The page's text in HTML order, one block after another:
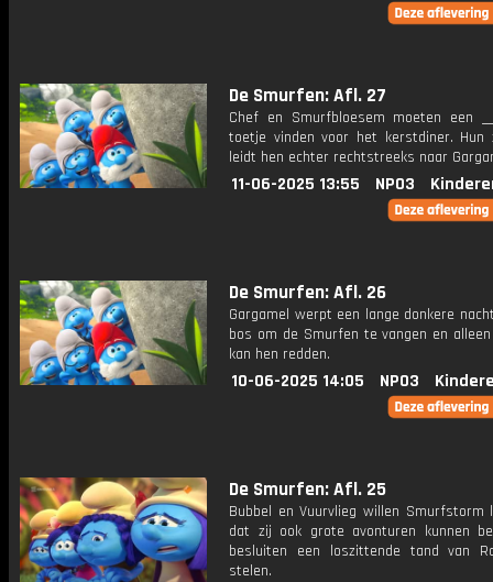
De Smurfen: Afl. 27
Chef en Smurfbloesem moeten een
toetje vinden voor het kerstdiner. Hun
leidt hen echter rechtstreeks naar
11-06-2025 13:55 NPO3
De Smurfen: Afl. 26
Gargamel werpt een lange donkere
bos om de Smurfen te vangen en
kan hen redden.
10-06-2025 14:05 NPO3
De Smurfen: Afl. 25
Bubbel en Vuurvlieg willen Smurfstorm
dat zij ook grote avonturen kunnen
besluiten een loszittende tand van
stelen.